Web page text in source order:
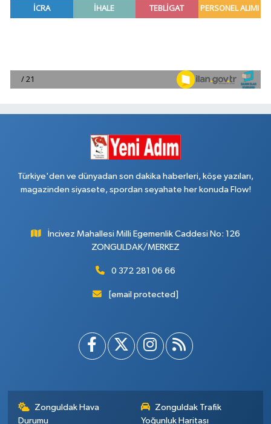
Türkiye'den ve dünyadan son dakika haberleri, köşe yazıları,
magazinden siyasete, spordan seyahate her konuda Flow!
İncivez Mahallesi Milli Egemenlik Caddesi No: 126
ZONGULDAK/MERKEZ
0 372 281 06 66
[email protected]
Zonguldak Hava
Durumu
Zonguldak Trafik
Yoğunluk Haritası